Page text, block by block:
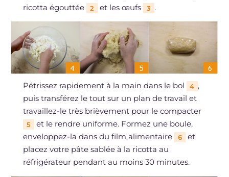
ricotta égouttée
2 et les œufs 3 .
Pétrissez rapidement à la main dans le bol 4 ,
puis transférez le tout sur un plan de travail et
travaillez-le très brièvement pour le compacter
5
et le rendre uniforme. Formez une boule,
enveloppez-la dans du film alimentaire
6
et
placez votre pâte sablée à la ricotta au
réfrigérateur pendant au moins 30 minutes.